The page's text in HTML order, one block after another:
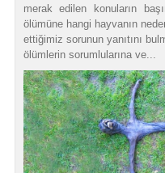
merak edilen konuların
ölümüne hangi hayvanın
ettiğimiz sorunun yanıtını
ölümlerin sorumlularına ve...